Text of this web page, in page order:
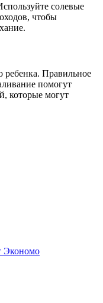
солевые
чтобы
Правильное
помогут
которые могут
Экономо